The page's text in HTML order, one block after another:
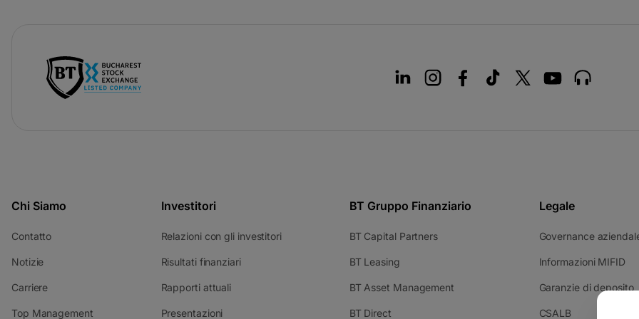
Chi Siamo
Contatto-
Notizie-
apre
Carriere-
apre
Top Management-
Investitori
Relazioni con gli investitori-
Risultati finanziari-
Rapporti attuali-
Presentazioni-
BT Gruppo Finanziario
BT Capital Partners-
una
BT Leasing-
apre
BT Asset Management
BT Direct-
Legale
Governance
Informazioni MIFID-
Garanzie di deposito-
CSALB-